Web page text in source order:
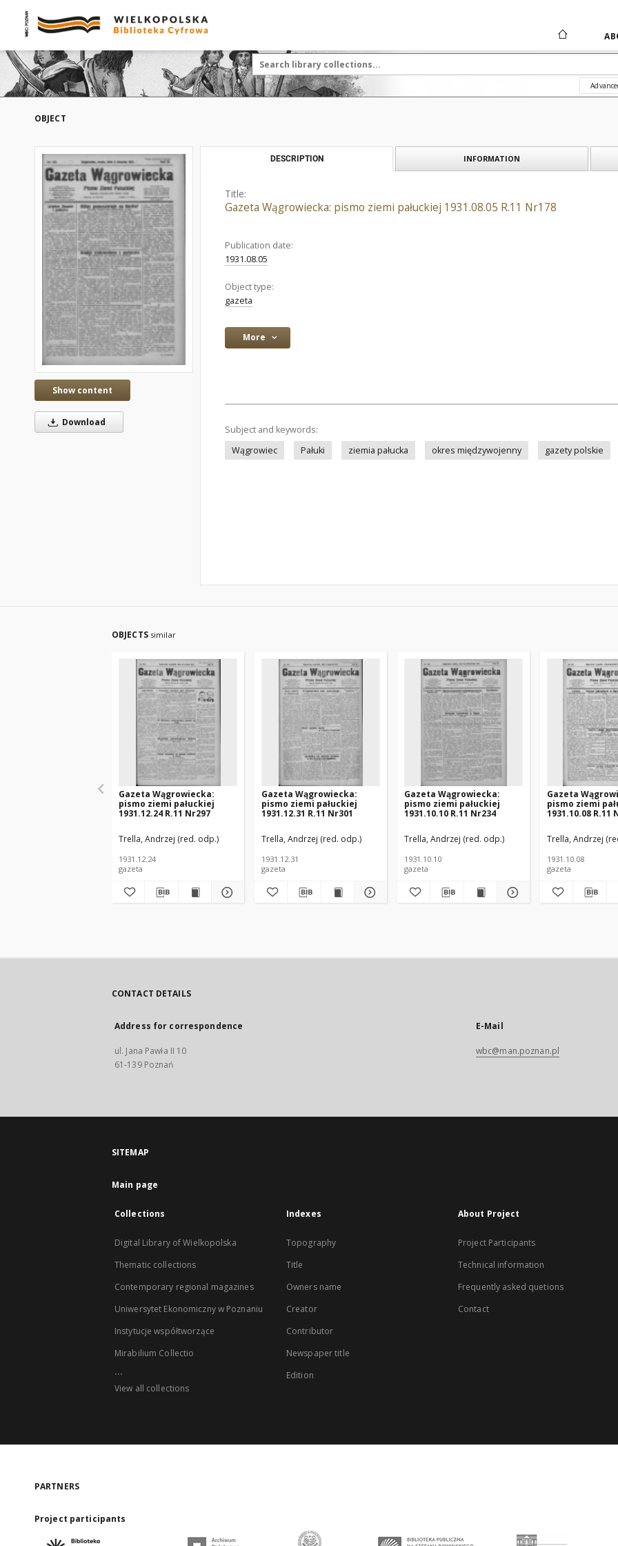
OBJECT
Show content
Download
DESCRIPTION INFORMATION
Title:
Gazeta Wągrowiecka: pismo ziemi pałuckiej 1931.08.05 R.11 Nr178
Publication date:
1931.08.05
Object type:
gazeta
More
Subject and keywords:
Wągrowiec
Pałuki ziemia pałucka okres międzywojenny gazety polskie
OBJECTS similar
Gazeta Wągrowiecka:
pismo ziemi pałuckiej
1931.12.24 R.11 Nr297
Trella, Andrzej (red. odp.)
1931.12.24
gazeta
Gazeta Wągrowiecka:
pismo ziemi pałuckiej
1931.12.31 R.11 Nr301
Trella, Andrzej (red. odp.)
1931.12.31
gazeta
Gazeta Wągrowiecka:
pismo ziemi pałuckiej
1931.10.10 R.11 Nr234
Trella, Andrzej (red. odp.)
1931.10.10
gazeta
Gazeta
pismo ziemi
1931.10.08 R.11
Trella, Andrzej
1931.10.08
gazeta
CONTACT DETAILS
Address for correspondence
ul. Jana Pawła II 10
61-139 Poznań
E-Mail
wbc@man.poznan.pl
SITEMAP
Main page
Collections
Digital Library of Wielkopolska
Thematic collections
Contemporary regional magazines
Uniwersytet Ekonomiczny w Poznaniu
Instytucje współtworzące
Mirabilium Collectio
...
View all collections
Indexes
Topography
Title
Owners name
Creator
Contributor
Newspaper title
Edition
About Project
Project Participants
Technical information
Frequently asked quetions
Contact
PARTNERS
Project participants